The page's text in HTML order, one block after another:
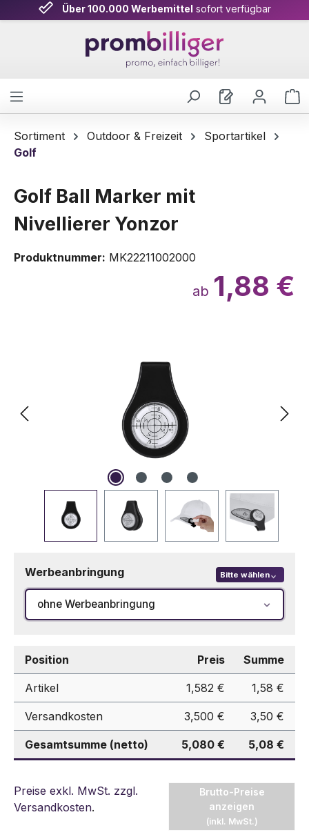
Zum Hauptinhalt springen
Über 100.000 Werbemittel sofort verfügbar
Sortiment Outdoor & Freizeit
Sportartikel
Golf
Golf Ball Marker mit
Nivellierer Yonzor
Produktnummer: MK22211002000
ab 1,88 €
Werbeanbringung Bitte wählen
ohne Werbeanbringung
Position Preis Summe
Artikel 1,582 € 1,58 €
Versandkosten 3,500 € 3,50 €
Gesamtsumme (netto) 5,080 € 5,08 €
Preise exkl. MwSt. zzgl.
Versandkosten.
Brutto-Preise
anzeigen
(inkl. MwSt.)